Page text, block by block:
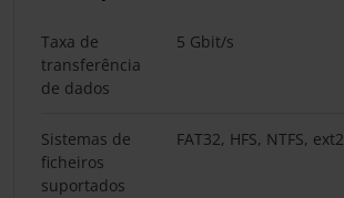
Taxa de
transferência
de dados
5 Gbit/s
Sistemas de
ficheiros
suportados
FAT32, HFS, NTFS, ext2